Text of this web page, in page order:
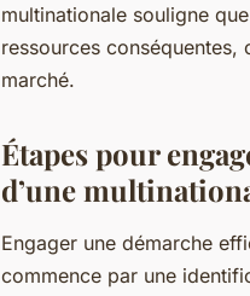
multinationale souligne
ressources
marché.
Étapes pour
d’une
Engager une démarche
commence par une